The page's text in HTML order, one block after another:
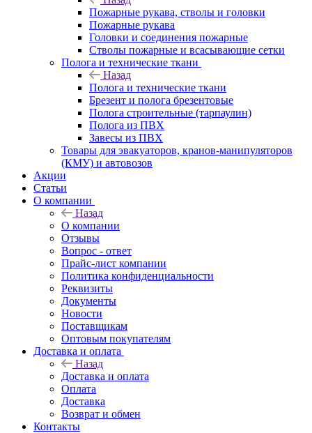
Пожарные рукава, стволы и головки
Пожарные рукава
Головки и соединения пожарные
Стволы пожарные и всасывающие сетки
Полога и технические ткани
Назад
Полога и технические ткани
Брезент и полога брезентовые
Полога строительные (тарпаулин)
Полога из ПВХ
Завесы из ПВХ
Товары для эвакуаторов, кранов-манипуляторов
(КМУ) и автовозов
Акции
Статьи
О компании
Назад
О компании
Отзывы
Вопрос - ответ
Прайс-лист компании
Политика конфиденциальности
Реквизиты
Документы
Новости
Поставщикам
Оптовым покупателям
Доставка и оплата
Назад
Доставка и оплата
Оплата
Доставка
Возврат и обмен
Контакты